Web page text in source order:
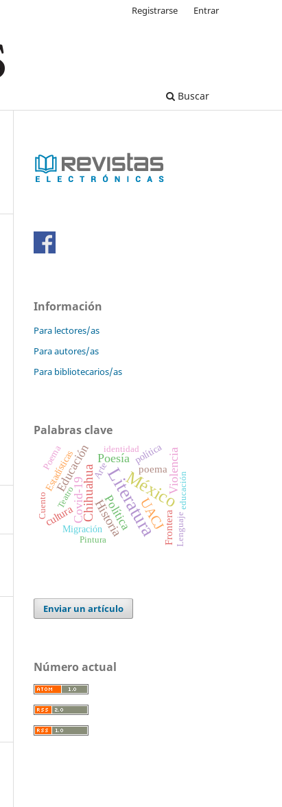
Buscar
Registrarse Entrar
Información
Para lectores/as
Para autores/as
Para bibliotecarios/as
Palabras clave
Literatura
México
UACJ
ChihuahuaHistoria
Covid-19
Poesía Violencia
Educación
Política
cultura
poema
Frontera
Estadísticas política
Migración
Poema Arte
Teatro educación
identidad
Lenguaje
Cuento
Pintura
Enviar un artículo
Número actual